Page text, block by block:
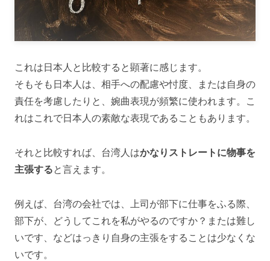
これは日本人と比較すると顕著に感じます。
そもそも日本人は、相手への配慮や忖度、または自身の
責任を考慮したりと、婉曲表現が頻繁に使われます。こ
れはこれで日本人の素敵な表現であることもあります。
それと比較すれば、台湾人はかなりストレートに物事を
主張すると言えます。
例えば、台湾の会社では、上司が部下に仕事をふる際、
部下が、どうしてこれを私がやるのですか？または難し
いです、などはっきり自身の主張をすることは少なくな
いです。